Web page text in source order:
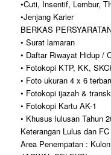
•Cuti, Insentif, Lembur,
•Jenjang Karier
BERKAS
• Surat lamaran
• Daftar Riwayat Hidup /
• Fotokopi KTP, KK,
• Foto ukuran 4 x 6
• Fotokopi ijazah &
• Fotokopi Kartu AK-1
• Khusus lulusan Tahun
Keterangan Lulus dan
Area Penempatan :